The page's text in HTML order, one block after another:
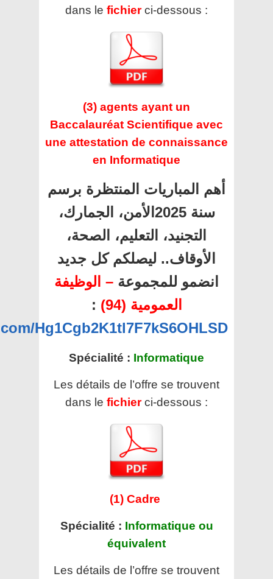
dans le fichier ci-dessous :
(3) agents ayant un
Baccalauréat Scientifique avec
une attestation de connaissance
en Informatique
أهم المباريات المنتظرة برسم
سنة 2025الأمن، الجمارك،
التجنيد، التعليم، الصحة،
الأوقاف.. ليصلكم كل جديد
انضمو للمجموعة – الوظيفة
العمومية (94)
:
Hg1Cgb2K1tl7F7kS6OHLSD
Spécialité : Informatique
Les détails de l’offre se trouvent
dans le fichier ci-dessous :
(1) Cadre
Spécialité : Informatique ou
équivalent
Les détails de l’offre se trouvent